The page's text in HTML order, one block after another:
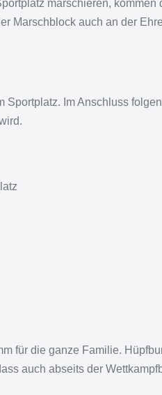
marschieren,
Marschblock auch an der
Im Anschluss
für die ganze Familie.
auch abseits der